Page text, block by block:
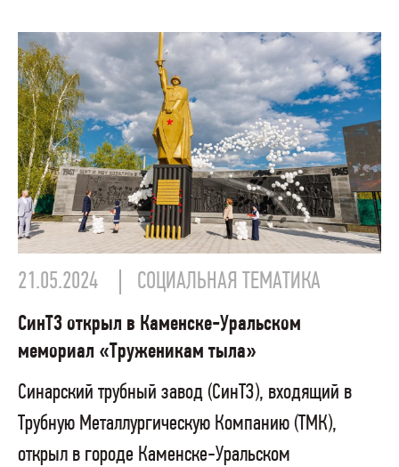
21.05.2024 СОЦИАЛЬНАЯ ТЕМАТИКА
СинТЗ открыл в Каменске-Уральском
мемориал «Труженикам тыла»
Синарский трубный завод (СинТЗ), входящий в
Трубную Металлургическую Компанию (ТМК),
открыл в городе Каменске-Уральском